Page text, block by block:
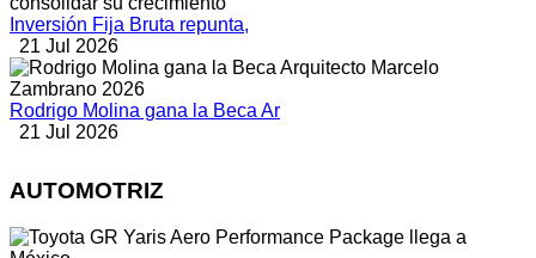
Inversión Fija Bruta repunta,
21 Jul 2026
Rodrigo Molina gana la Beca Ar
21 Jul 2026
AUTOMOTRIZ